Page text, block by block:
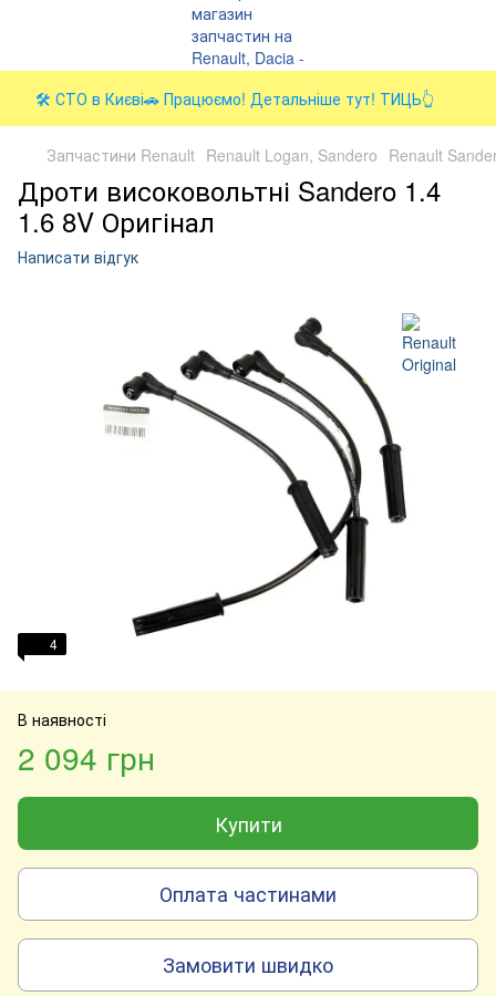
🛠️ СТО в Києві🚗 Працюємо! Детальніше тут! ТИЦЬ👆
Запчастини Renault Renault Logan, Sandero Renault
Дроти високовольтні Sandero 1.4
1.6 8V Оригінал
Написати відгук
4
В наявності
2 094 грн
Купити
Оплата частинами
Замовити швидко